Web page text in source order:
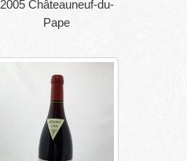
2005 Châteauneuf-du-
Pape